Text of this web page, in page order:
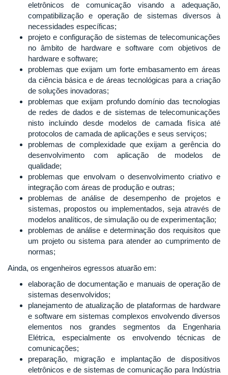
eletrônicos de comunicação visando a adequação,
compatibilização e operação de sistemas diversos à
necessidades específicas;
projeto e configuração de sistemas de telecomunicações
no âmbito de hardware e software com objetivos de
hardware e software;
problemas que exijam um forte embasamento em áreas
da ciência básica e de áreas tecnológicas para a criação
de soluções inovadoras;
problemas que exijam profundo domínio das tecnologias
de redes de dados e de sistemas de telecomunicações
nisto incluindo desde modelos de camada física até
protocolos de camada de aplicações e seus serviços;
problemas de complexidade que exijam a gerência do
desenvolvimento com aplicação de modelos de
qualidade;
problemas que envolvam o desenvolvimento criativo e
integração com áreas de produção e outras;
problemas de análise de desempenho de projetos e
sistemas, propostos ou implementados, seja através de
modelos analíticos, de simulação ou de experimentação;
problemas de análise e determinação dos requisitos que
um projeto ou sistema para atender ao cumprimento de
normas;
Ainda, os engenheiros egressos atuarão em:
elaboração de documentação e manuais de operação de
sistemas desenvolvidos;
planejamento de atualização de plataformas de hardware
e software em sistemas complexos envolvendo diversos
elementos nos grandes segmentos da Engenharia
Elétrica, especialmente os envolvendo técnicas de
comunicações;
preparação, migração e implantação de dispositivos
eletrônicos e de sistemas de comunicação para Indústria